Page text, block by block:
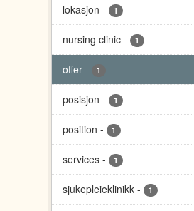
lokasjon - 1
nursing clinic - 1
offer - 1
posisjon - 1
position - 1
services - 1
sjukepleieklinikk - 1